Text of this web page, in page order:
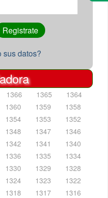
sus datos?
1366 1365
1364
1360 1359
1358
1354 1353
1352
1348 1347
1346
1342 1341
1340
1336 1335
1334
1330 1329
1328
1324 1323
1322
1318 1317
1316